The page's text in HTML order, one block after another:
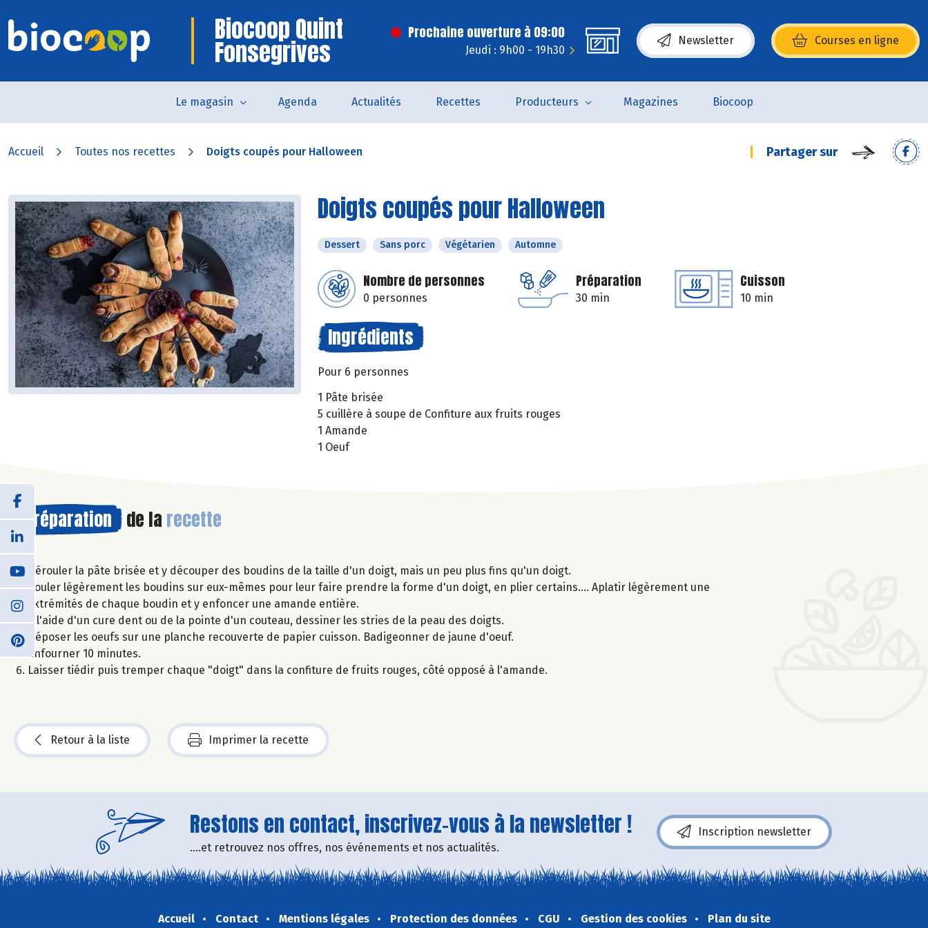
Biocoop Quint
Fonsegrives
Prochaine ouverture à 09:00
Jeudi : 9h00 - 19h30
Newsletter Courses en ligne
(s’ouvre dans une nouvelle fenêtre)
Le magasin Agenda Actualités Recettes Producteurs Magazines Biocoop
Accueil Toutes nos recettes Doigts coupés pour Halloween Partager sur
Doigts coupés pour Halloween
Dessert Sans porc Végétarien Automne
Nombre de personnes
0 personnes
Préparation
30 min
Cuisson
10 min
Ingrédients
Pour 6 personnes
1 Pâte brisée
5 cuillère à soupe de Confiture aux fruits rouges
1 Amande
1 Oeuf
Préparation de la recette
Dérouler la pâte brisée et y découper des boudins de la taille d'un doigt, mais un peu plus fins qu'un doigt.
Rouler légèrement les boudins sur eux-mêmes pour leur faire prendre la forme d'un doigt, en plier certains.... Aplatir légèrement une
extrémités de chaque boudin et y enfoncer une amande entière.
A l'aide d'un cure dent ou de la pointe d'un couteau, dessiner les stries de la peau des doigts.
Déposer les oeufs sur une planche recouverte de papier cuisson. Badigeonner de jaune d'oeuf.
Enfourner 10 minutes.
Laisser tiédir puis tremper chaque "doigt" dans la confiture de fruits rouges, côté opposé à l'amande.
Retour à la liste Imprimer la recette
Restons en contact, inscrivez-vous à la newsletter !
....et retrouvez nos offres, nos événements et nos actualités.
Inscription newsletter
Accueil Contact Mentions légales Protection des données CGU Gestion des cookies Plan du site